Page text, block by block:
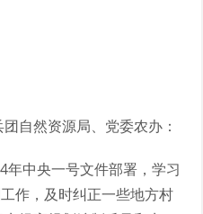
自然资源局、党委农办：
中央一号文件部署，学习
作，及时纠正一些地方村